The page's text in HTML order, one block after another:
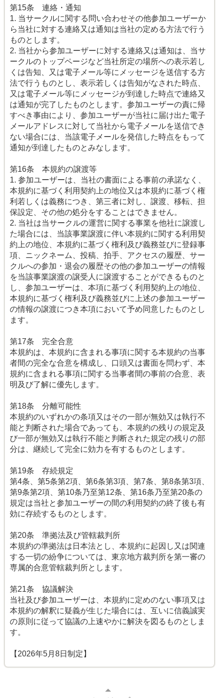
第15条 連絡・通知
1. 当サークルに関する問い合わせその他参加ユーザーか
ら当社に対する連絡又は通知は当社の定める方法で行う
ものとします。
2. 当社から参加ユーザーに対する連絡又は通知は、当サ
ークルのトップページなど当社所定の場所への表示若し
くは告知、又は電子メール等にメッセージを送信する方
法で行うものとし、表示若しくは告知がなされた時点、
又は電子メール等にメッセージが到達した時点で連絡又
は通知が完了したものとします。参加ユーザーの責に帰
すべき事由により、参加ユーザーが当社に届け出た電子
メールアドレスに対して当社から電子メールを送信でき
ない場合には、当該電子メールを発信した時点をもって
通知が到達したものとみなします。
第16条 本規約の譲渡等
1. 参加ユーザーは、当社の書面による事前の承諾なく、
本規約に基づく利用契約上の地位又は本規約に基づく権
利若しくは義務につき、第三者に対し、譲渡、移転、担
保設定、その他の処分をすることはできません。
2. 当社は当サークルの運営に関する事業を他社に譲渡し
た場合には、当該事業譲渡に伴い本規約に関する利用契
約上の地位、本規約に基づく権利及び義務並びに登録事
項、ニックネーム、投稿、拍手、アクセスの履歴、サー
クルへの参加・退会の履歴その他の参加ユーザーの情報
を当該事業譲渡の譲受人に譲渡することができるものと
し、参加ユーザーは、本項に基づく利用契約上の地位、
本規約に基づく権利及び義務並びに上述の参加ユーザー
の情報の譲渡につき本項において予め同意したものとし
ます。
第17条 完全合意
本規約は、本規約に含まれる事項に関する本規約の当事
者間の完全な合意を構成し、口頭又は書面を問わず、本
規約に含まれる事項に関する当事者間の事前の合意、表
明及び了解に優先します。
第18条 分離可能性
本規約のいずれかの条項又はその一部が無効又は執行不
能と判断された場合であっても、本規約の残りの規定及
び一部が無効又は執行不能と判断された規定の残りの部
分は、継続して完全に効力を有するものとします。
第19条 存続規定
第4条、第5条第2項、第6条第3項、第7条、第8条第3項、
第9条第2項、第10条乃至第12条、第16条乃至第20条の
規定は当社と参加ユーザーの間の利用契約の終了後も有
効に存続するものとします。
第20条 準拠法及び管轄裁判所
本規約の準拠法は日本法とし、本規約に起因し又は関連
する一切の紛争については、東京地方裁判所を第一審の
専属的合意管轄裁判所とします。
第21条 協議解決
当社及び参加ユーザーは、本規約に定めのない事項又は
本規約の解釈に疑義が生じた場合には、互いに信義誠実
の原則に従って協議の上速やかに解決を図るものとしま
す。
【2026年5月8日制定】